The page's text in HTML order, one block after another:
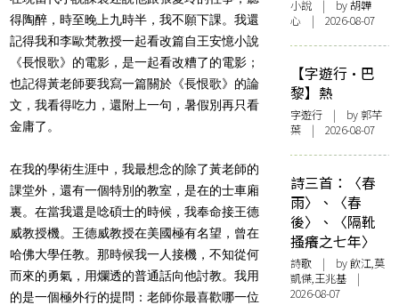
得陶醉，時至晚上九時半，我不願下課。我還
記得我和李歐梵教授一起看改篇自王安憶小說
《長恨歌》的電影，是一起看改糟了的電影；
也記得黃老師要我寫一篇關於《長恨歌》的論
文，我看得吃力，還附上一句，暑假別再只看
金庸了。
在我的學術生涯中，我最想念的除了黃老師的
課堂外，還有一個特別的教室，是在的士車廂
裏。在當我還是唸碩士的時候，我奉命接王德
威教授機。王德威教授在美國極有名望，曾在
哈佛大學任教。那時候我一人接機，不知從何
而來的勇氣，用爛透的普通話向他討教。我用
的是一個極外行的提問：老師你最喜歡哪一位
小說 | by 胡韡
心 | 2026-08-07
【字遊行·巴
黎】熱
字遊行 | by 郭芊
葉 | 2026-08-07
詩三首：〈春
雨〉、〈春
後〉、〈隔靴
搔癢之七年〉
詩歌 | by 飲江,莫
凱傑,王兆基 |
2026-08-07